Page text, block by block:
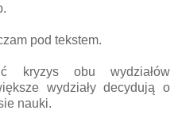
pod tekstem.
kryzys obu wydziałów
wydziały decydują o
nauki.